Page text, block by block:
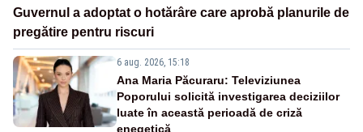
Guvernul a adoptat o hotărâre care aprobă planurile de
pregătire pentru riscuri
6 aug. 2026, 15:18
Ana Maria Păcuraru: Televiziunea
Poporului solicită investigarea deciziilor
luate în această perioadă de criză
enegetică